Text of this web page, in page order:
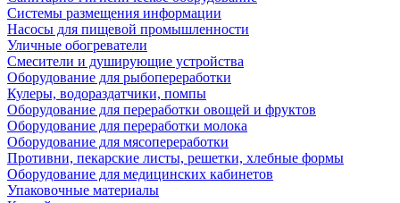
Системы размещения информации
Насосы для пищевой промышленности
Уличные обогреватели
Смесители и душирующие устройства
Оборудование для рыбопереработки
Кулеры, водораздатчики, помпы
Оборудование для переработки овощей и фруктов
Оборудование для переработки молока
Оборудование для мясопереработки
Противни, пекарские листы, решетки, хлебные формы
Оборудование для медицинских кабинетов
Упаковочные материалы